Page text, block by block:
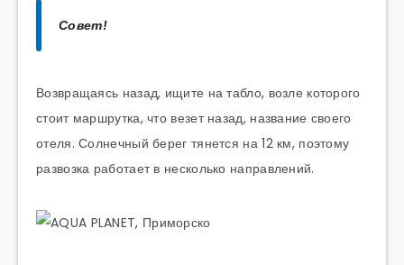
Совет!
Возвращаясь назад, ищите на табло, возле которого
стоит маршрутка, что везет назад, название своего
отеля. Солнечный берег тянется на 12 км, поэтому
развозка работает в несколько направлений.